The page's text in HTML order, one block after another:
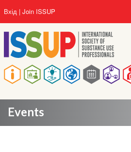
до
основного
вмісту
Main
navigation
User
account
menu
Вхід Join ISSUP
Events